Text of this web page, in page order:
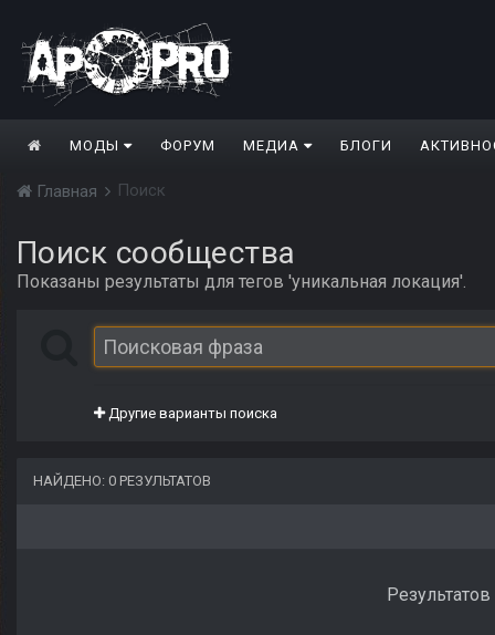
МОДЫ ФОРУМ МЕДИА БЛОГИ
Главная Поиск
Поиск сообщества
Показаны результаты для тегов 'уникальная локация'.
Другие варианты поиска
НАЙДЕНО: 0 РЕЗУЛЬТАТОВ